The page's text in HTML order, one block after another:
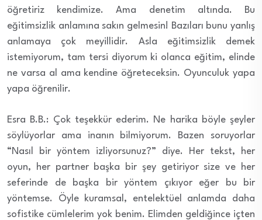
öğretiriz kendimize. Ama denetim altında. Bu
eğitimsizlik anlamına sakın gelmesin! Bazıları bunu yanlış
anlamaya çok meyillidir. Asla eğitimsizlik demek
istemiyorum, tam tersi diyorum ki olanca eğitim, elinde
ne varsa al ama kendine öğreteceksin. Oyunculuk yapa
yapa öğrenilir.
Esra B.B.: Çok teşekkür ederim. Ne harika böyle şeyler
söylüyorlar ama inanın bilmiyorum. Bazen soruyorlar
“Nasıl bir yöntem izliyorsunuz?” diye. Her tekst, her
oyun, her partner başka bir şey getiriyor size ve her
seferinde de başka bir yöntem çıkıyor eğer bu bir
yöntemse. Öyle kuramsal, entelektüel anlamda daha
sofistike cümlelerim yok benim. Elimden geldiğince içten